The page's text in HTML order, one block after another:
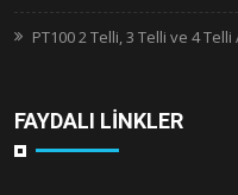
PT100 2 Telli, 3 Telli ve 4
FAYDALI LİNKLER